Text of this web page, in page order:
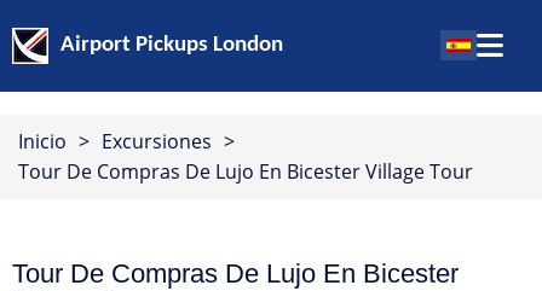
Airport Pickups London
Inicio > Excursiones >
Tour De Compras De Lujo En Bicester Village Tour
Tour De Compras De Lujo En Bicester